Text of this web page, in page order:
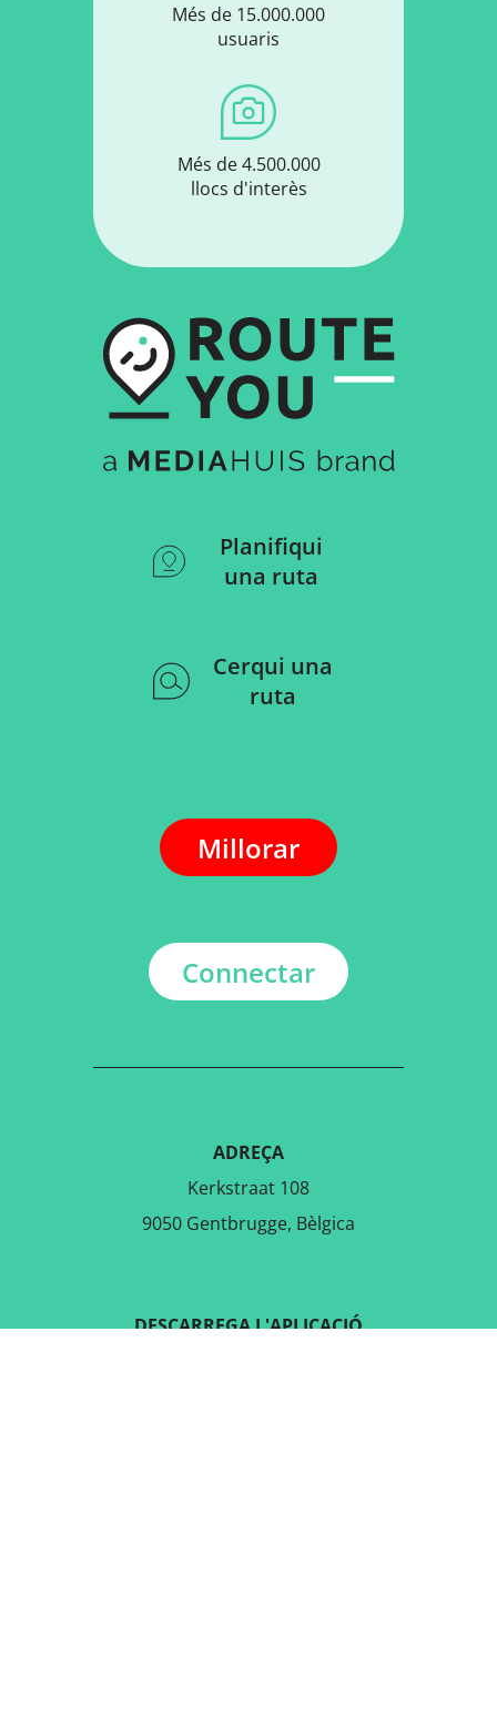
Més de 15.000.000
usuaris
Més de 4.500.000
llocs d'interès
Planifiqui
una ruta
Cerqui una
ruta
Millorar
Connectar
ADREÇA
Kerkstraat 108
9050 Gentbrugge, Bèlgica
DESCARREGA L'APLICACIÓ